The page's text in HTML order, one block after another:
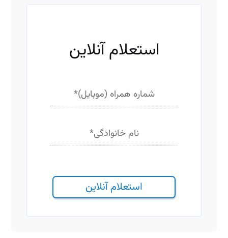
ف
استعلام آنلاین
شماره همراه (موبایل)*
نام خانوادگی*
استعلام آنلاین